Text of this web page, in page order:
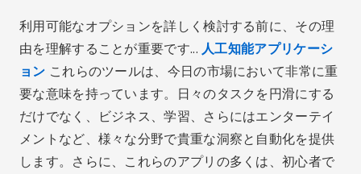
利用可能なオプションを詳しく検討する前に、その理
由を理解することが重要です...人工知能アプリケーシ
ョン これらのツールは、今日の市場において非常に重
要な意味を持っています。日々のタスクを円滑にする
だけでなく、ビジネス、学習、さらにはエンターテイ
メントなど、様々な分野で貴重な洞察と自動化を提供
します。さらに、これらのアプリの多くは、初心者で